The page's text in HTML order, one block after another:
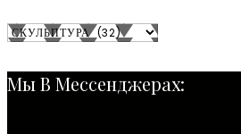
Мы В Мессенджерах: